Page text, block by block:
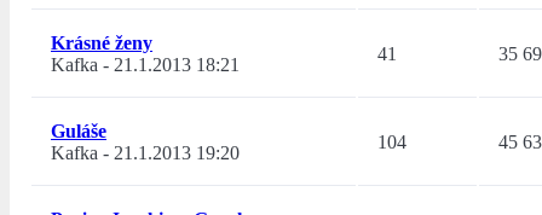
Krásné ženy
Kafka - 21.1.2013 18:21
41 35
Guláše
Kafka - 21.1.2013 19:20
104 45